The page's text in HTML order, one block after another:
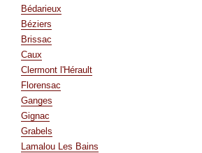
Bédarieux
Béziers
Brissac
Caux
Clermont l'Hérault
Florensac
Ganges
Gignac
Grabels
Lamalou Les Bains